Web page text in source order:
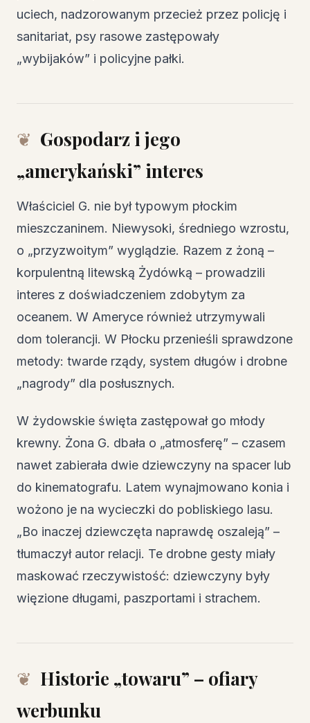
uciech, nadzorowanym przecież przez policję i
sanitariat, psy rasowe zastępowały
„wybijaków” i policyjne pałki.
Gospodarz i jego
„amerykański” interes
Właściciel G. nie był typowym płockim
mieszczaninem. Niewysoki, średniego wzrostu,
o „przyzwoitym” wyglądzie. Razem z żoną –
korpulentną litewską Żydówką – prowadzili
interes z doświadczeniem zdobytym za
oceanem. W Ameryce również utrzymywali
dom tolerancji. W Płocku przenieśli sprawdzone
metody: twarde rządy, system długów i drobne
„nagrody” dla posłusznych.
W żydowskie święta zastępował go młody
krewny. Żona G. dbała o „atmosferę” – czasem
nawet zabierała dwie dziewczyny na spacer lub
do kinematografu. Latem wynajmowano konia i
wożono je na wycieczki do pobliskiego lasu.
„Bo inaczej dziewczęta naprawdę oszaleją” –
tłumaczył autor relacji. Te drobne gesty miały
maskować rzeczywistość: dziewczyny były
więzione długami, paszportami i strachem.
Historie „towaru” – ofiary
werbunku